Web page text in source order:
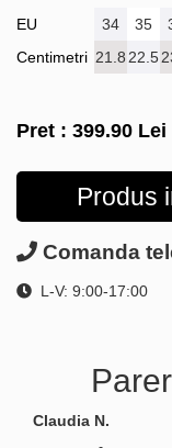
EU
Centimetri
34 35
21.8 22.5
Pret : 399.90 Lei
Produs
Comanda
L-V: 9:00-17:00
Claudia N.